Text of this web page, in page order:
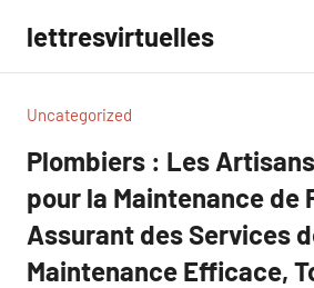
contenu
lettresvirtuelles
Uncategorized
Plombiers : Les
pour la Maintenance de
Assurant des Services
Maintenance Efficace,